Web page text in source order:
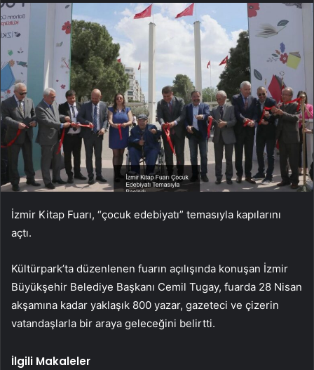
İzmir Kitap Fuarı, “çocuk edebiyatı” temasıyla kapılarını
açtı.
Kültürpark’ta düzenlenen fuarın açılışında konuşan İzmir
Büyükşehir Belediye Başkanı Cemil Tugay, fuarda 28 Nisan
akşamına kadar yaklaşık 800 yazar, gazeteci ve çizerin
vatandaşlarla bir araya geleceğini belirtti.
İlgili Makaleler